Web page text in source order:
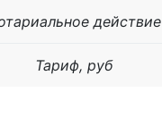
действие
Тариф, руб